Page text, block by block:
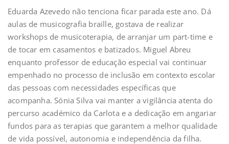
Eduarda Azevedo não tenciona ficar parada este ano. Dá
aulas de musicografia braille, gostava de realizar
workshops de musicoterapia, de arranjar um part-time e
de tocar em casamentos e batizados. Miguel Abreu
enquanto professor de educação especial vai continuar
empenhado no processo de inclusão em contexto escolar
das pessoas com necessidades específicas que
acompanha. Sónia Silva vai manter a vigilância atenta do
percurso académico da Carlota e a dedicação em angariar
fundos para as terapias que garantem a melhor qualidade
de vida possível, autonomia e independência da filha.